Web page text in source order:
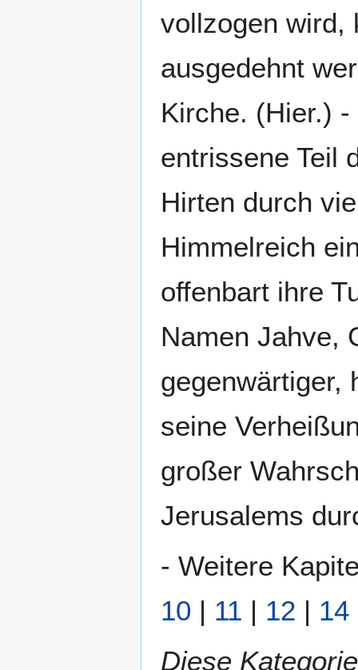
vollzogen wird,
ausgedehnt
Kirche. (Hier.) -
entrissene Teil
Hirten durch
Himmelreich
offenbart ihre
Namen Jahve,
gegenwärtiger,
seine
großer
Jerusalems
- Weitere
10 | 11 | 12 | 14
Diese